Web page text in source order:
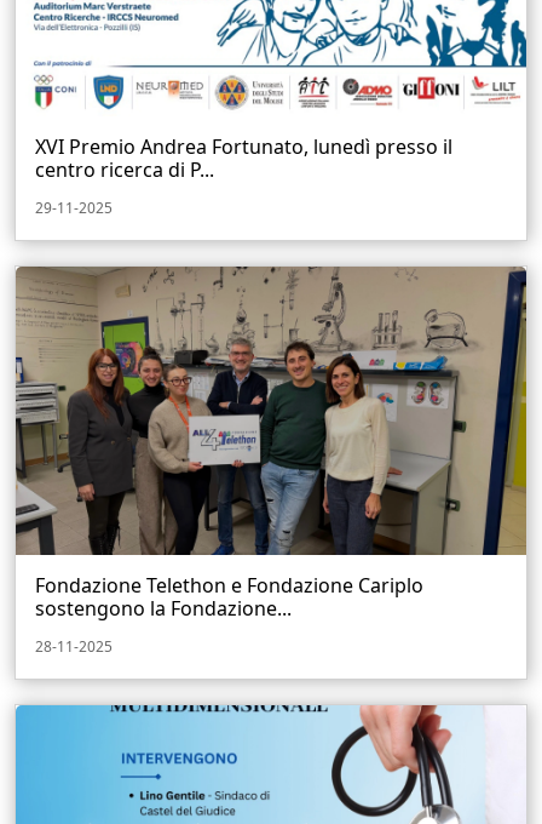
XVI Premio Andrea Fortunato, lunedì presso il
centro ricerca di P...
29-11-2025
Fondazione Telethon e Fondazione Cariplo
sostengono la Fondazione...
28-11-2025